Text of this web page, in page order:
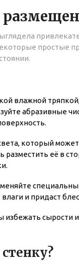
простые
влажной
абразивные
который может
разместить её в
и придаст
избежать сырости и